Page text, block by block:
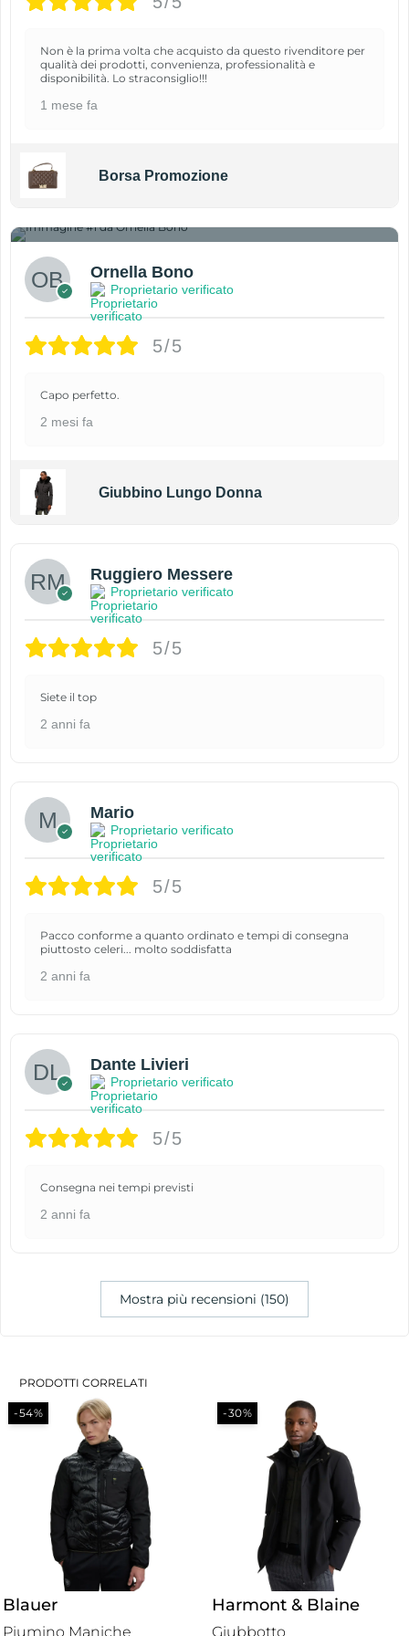
Non è la prima volta che acquisto da questo rivenditore per
qualità dei prodotti, convenienza, professionalità e
disponibilità. Lo straconsiglio!!!
1 mese fa
Borsa Promozione
Ornella Bono
Proprietario verificato
5/5
Capo perfetto.
2 mesi fa
Giubbino Lungo Donna
Ruggiero Messere
Proprietario verificato
5/5
Siete il top
2 anni fa
Mario
Proprietario verificato
5/5
Pacco conforme a quanto ordinato e tempi di consegna
piuttosto celeri... molto soddisfatta
2 anni fa
Dante Livieri
Proprietario verificato
5/5
Consegna nei tempi previsti
2 anni fa
Mostra più recensioni (150)
PRODOTTI CORRELATI
-54%
Blauer
Piumino Maniche
-30%
Harmont & Blaine
Giubbotto